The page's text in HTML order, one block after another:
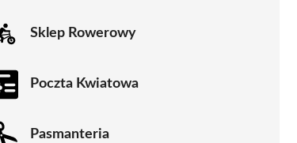
Sklep Rowerowy
Poczta Kwiatowa
Pasmanteria